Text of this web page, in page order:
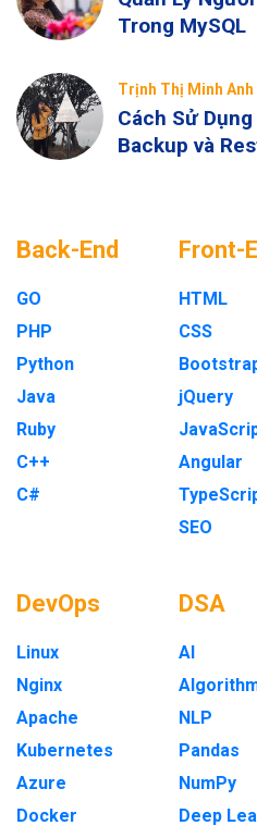
Trong MySQL
Trịnh Thị Minh Anh
Cách Sử
Backup và
Back-End
GO
PHP
Python
Java
Ruby
C++
C#
Front-
HTML
CSS
jQuery
Angular
SEO
DevOps
Linux
Nginx
Apache
Kubernetes
Azure
Docker
DSA
AI
NLP
Pandas
NumPy
Deep